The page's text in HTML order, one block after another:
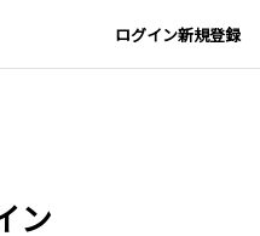
ログイン新規登録
ン